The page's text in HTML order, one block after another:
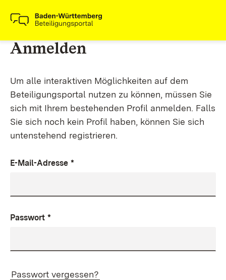
Anmelden
Um alle interaktiven Möglichkeiten auf dem
Beteiligungsportal nutzen zu können, müssen Sie
sich mit Ihrem bestehenden Profil anmelden. Falls
Sie sich noch kein Profil haben, können Sie sich
untenstehend registrieren.
E-Mail-Adresse *
Passwort *
Passwort vergessen?